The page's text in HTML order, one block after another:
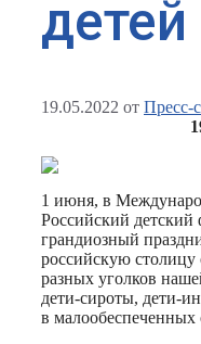
19.05.2022 от Пресс-
1 июня, в
Российский детский
грандиозный
российскую столицу
разных уголков
дети-сироты, дети-
в малообеспеченных